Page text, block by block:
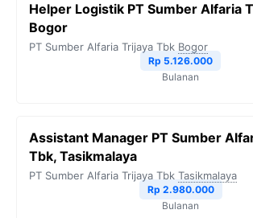
Helper Logistik PT Sumber Alfaria
Bogor
PT Sumber Alfaria Trijaya Tbk Bogor
Rp 5.126.000
Bulanan
Assistant Manager PT Sumber
Tbk, Tasikmalaya
PT Sumber Alfaria Trijaya Tbk Tasikmalaya
Rp 2.980.000
Bulanan